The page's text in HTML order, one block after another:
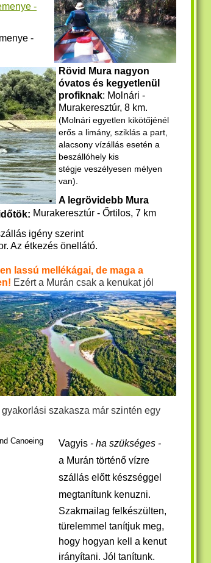
-
-
Rövid Mura nagyon
óvatos és kegyetlenül
profiknak: Molnári -
Murakeresztúr, 8 km.
(Molnári egyetlen kikötőjénél
erős a limány, sziklás a part,
alacsony vízállás esetén a
beszállóhely kis
stégje veszélyesen mélyen
van).
A legrövidebb Mura
Murakeresztúr - Őrtilos, 7 km
igény szerint
Az étkezés önellátó.
lassú mellékágai, de maga a
Ezért a Murán csak a kenukat jól
szakasza már szintén egy
Vagyis - ha szükséges -
a Murán történő vízre
szállás előtt készséggel
megtanítunk kenuzni.
Szakmailag felkészülten,
türelemmel tanítjuk meg,
hogy hogyan kell a kenut
irányítani. Jól tanítunk.